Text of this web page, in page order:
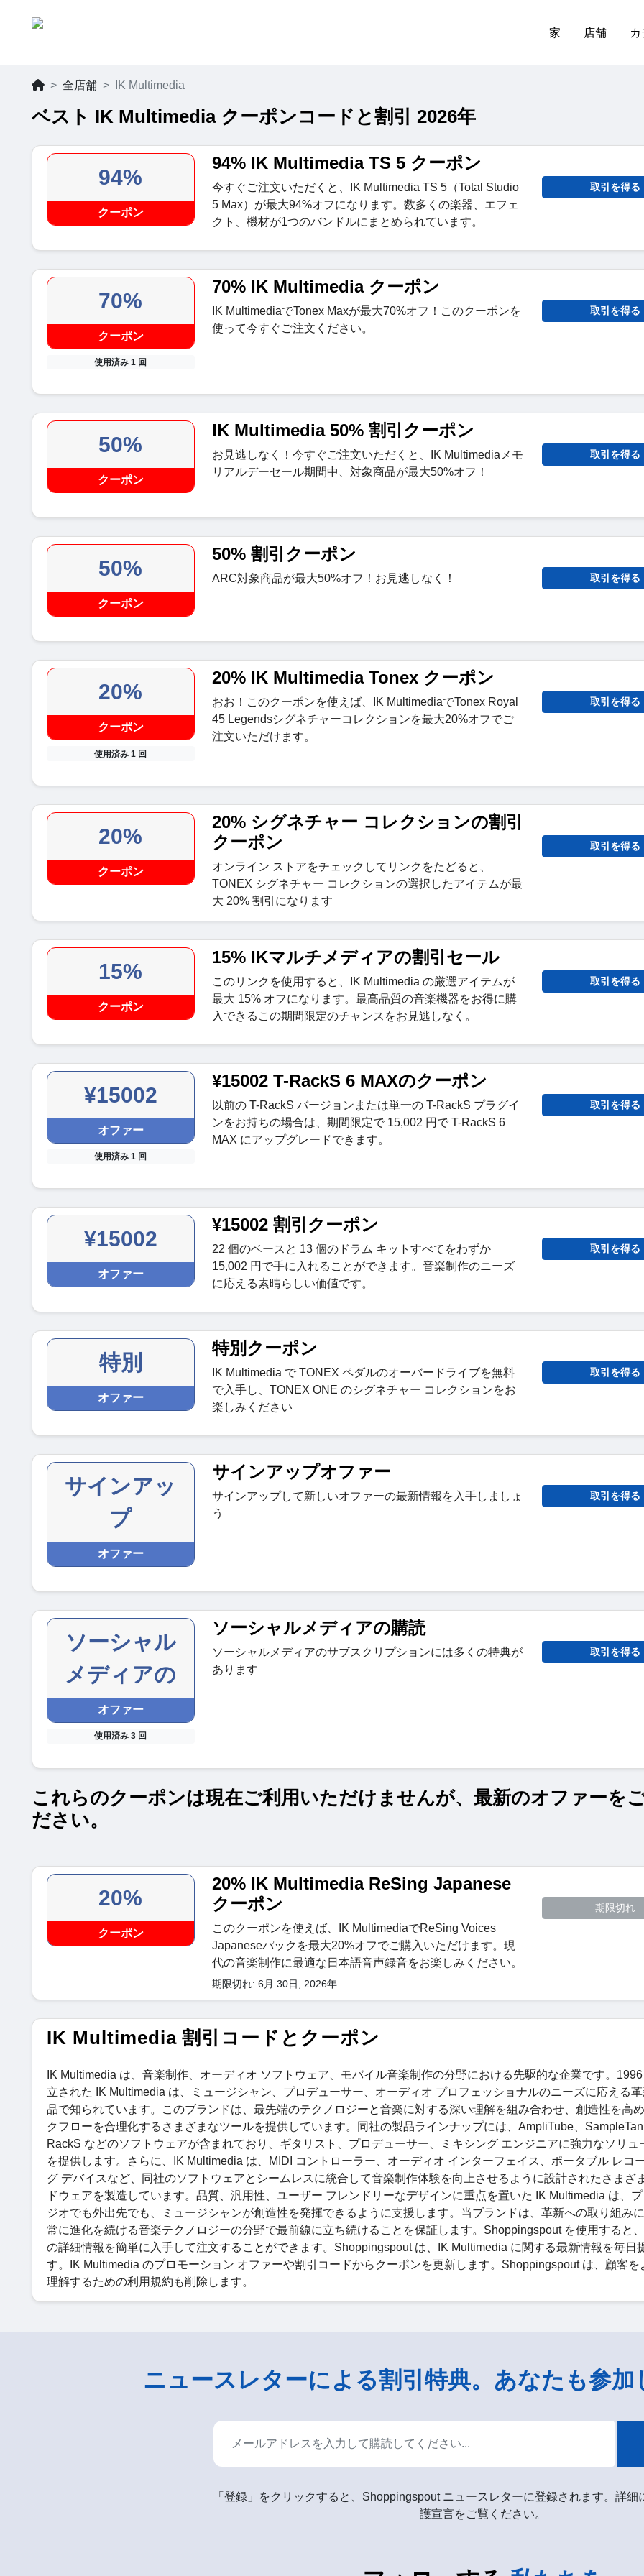
家 店舗
全店舗 IK Multimedia
ベスト IK Multimedia クーポンコードと割引 2026年
94%
クーポン
94% IK Multimedia TS 5 クーポン
今すぐご注文いただくと、IK Multimedia TS 5（Total Studio
5 Max）が最大94%オフになります。数多くの楽器、エフェ
クト、機材が1つのバンドルにまとめられています。
取引を得る
70%
クーポン
使用済み 1 回
70% IK Multimedia クーポン
IK MultimediaでTonex Maxが最大70%オフ！このクーポンを
使って今すぐご注文ください。
取引を得る
50%
クーポン
IK Multimedia 50% 割引クーポン
お見逃しなく！今すぐご注文いただくと、IK Multimediaメモ
リアルデーセール期間中、対象商品が最大50%オフ！
取引を得る
50%
クーポン
50% 割引クーポン
ARC対象商品が最大50%オフ！お見逃しなく！ 取引を得る
20%
クーポン
使用済み 1 回
20% IK Multimedia Tonex クーポン
おお！このクーポンを使えば、IK MultimediaでTonex Royal
45 Legendsシグネチャーコレクションを最大20%オフでご
注文いただけます。
取引を得る
20%
クーポン
20% シグネチャー コレクションの割引
クーポン
オンライン ストアをチェックしてリンクをたどると、
TONEX シグネチャー コレクションの選択したアイテムが最
大 20% 割引になります
取引を得る
15%
クーポン
15% IKマルチメディアの割引セール
このリンクを使用すると、IK Multimedia の厳選アイテムが
最大 15% オフになります。最高品質の音楽機器をお得に購
入できるこの期間限定のチャンスをお見逃しなく。
取引を得る
¥15002
オファー
使用済み 1 回
¥15002 T-RackS 6 MAXのクーポン
以前の T-RackS バージョンまたは単一の T-RackS プラグイ
ンをお持ちの場合は、期間限定で 15,002 円で T-RackS 6
MAX にアップグレードできます。
取引を得る
¥15002
オファー
¥15002 割引クーポン
22 個のベースと 13 個のドラム キットすべてをわずか
15,002 円で手に入れることができます。音楽制作のニーズ
に応える素晴らしい価値です。
取引を得る
特別
オファー
特別クーポン
IK Multimedia で TONEX ペダルのオーバードライブを無料
で入手し、TONEX ONE のシグネチャー コレクションをお
楽しみください
取引を得る
サインアッ
プ
オファー
サインアップオファー
サインアップして新しいオファーの最新情報を入手しましょ
う
取引を得る
ソーシャル
メディアの
オファー
使用済み 3 回
ソーシャルメディアの購読
ソーシャルメディアのサブスクリプションには多くの特典が
あります
取引を得る
これらのクーポンは現在ご利用いただけませんが、最新のオファーを
ださい。
20%
クーポン
20% IK Multimedia ReSing Japanese
クーポン
このクーポンを使えば、IK MultimediaでReSing Voices
Japaneseパックを最大20%オフでご購入いただけます。現
代の音楽制作に最適な日本語音声録音をお楽しみください。
期限切れ: 6月 30日, 2026年
期限切れ
IK Multimedia 割引コードとクーポン
IK Multimedia は、音楽制作、オーディオ ソフトウェア、モバイル音楽制作の分野における先駆的な企業です。
立された IK Multimedia は、ミュージシャン、プロデューサー、オーディオ プロフェッショナルのニーズに応える
品で知られています。このブランドは、最先端のテクノロジーと音楽に対する深い理解を組み合わせ、創造性を高
クフローを合理化するさまざまなツールを提供しています。同社の製品ラインナップには、AmpliTube、
RackS などのソフトウェアが含まれており、ギタリスト、プロデューサー、ミキシング エンジニアに強力なソリュ
を提供します。さらに、IK Multimedia は、MIDI コントローラー、オーディオ インターフェイス、ポータブル レコ
グ デバイスなど、同社のソフトウェアとシームレスに統合して音楽制作体験を向上させるように設計されたさまざ
ドウェアを製造しています。品質、汎用性、ユーザー フレンドリーなデザインに重点を置いた IK Multimedia は、
ジオでも外出先でも、ミュージシャンが創造性を発揮できるように支援します。当ブランドは、革新への取り組み
常に進化を続ける音楽テクノロジーの分野で最前線に立ち続けることを保証します。Shoppingspout を使用すると
の詳細情報を簡単に入手して注文することができます。Shoppingspout は、IK Multimedia に関する最新情報を毎日
す。IK Multimedia のプロモーション オファーや割引コードからクーポンを更新します。Shoppingspout は、顧客を
理解するための利用規約も削除します。
ニュースレターによる割引特典。あなたも参
「登録」をクリックすると、Shoppingspout ニュースレターに登録されます。詳細
護宣言をご覧ください。